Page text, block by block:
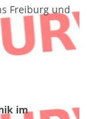
Freiburg und
im